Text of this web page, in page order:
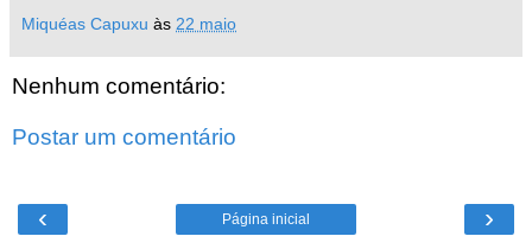
Miquéas Capuxu às 22 maio
Nenhum comentário:
Postar um comentário
‹ ›
Página inicial